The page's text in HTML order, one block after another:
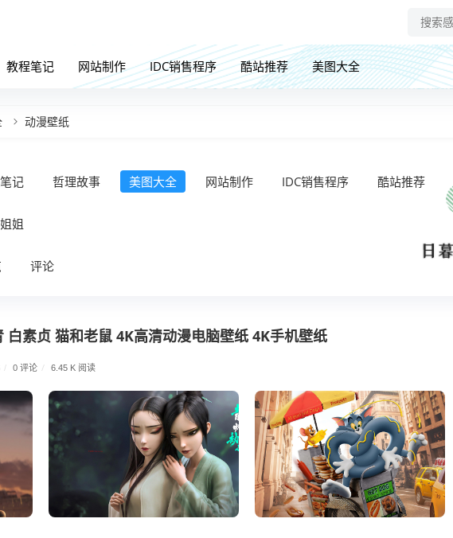
教程笔记 网站制作 IDC销售程序 酷站推荐 美图大全
动漫壁纸
记 哲理故事 美图大全 网站制作 IDC销售程序 酷站推荐
姐
评论
白素贞 猫和老鼠 4K高清动漫电脑壁纸 4K手机壁纸
/ 0 评论 / 6.45 K 阅读